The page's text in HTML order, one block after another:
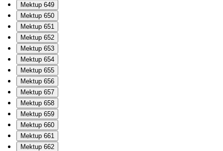
Mektup 649
Mektup 650
Mektup 651
Mektup 652
Mektup 653
Mektup 654
Mektup 655
Mektup 656
Mektup 657
Mektup 658
Mektup 659
Mektup 660
Mektup 661
Mektup 662